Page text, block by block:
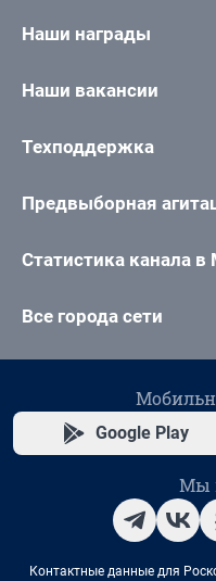
Наши награды
Наши вакансии
Техподдержка
Предвыборная
Статистика канала в
Все города сети
Google Play
Мы
Контактные данные для